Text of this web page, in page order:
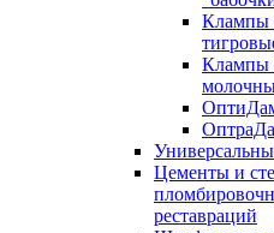
Клампы
Клампы
Цементы и
реставраций